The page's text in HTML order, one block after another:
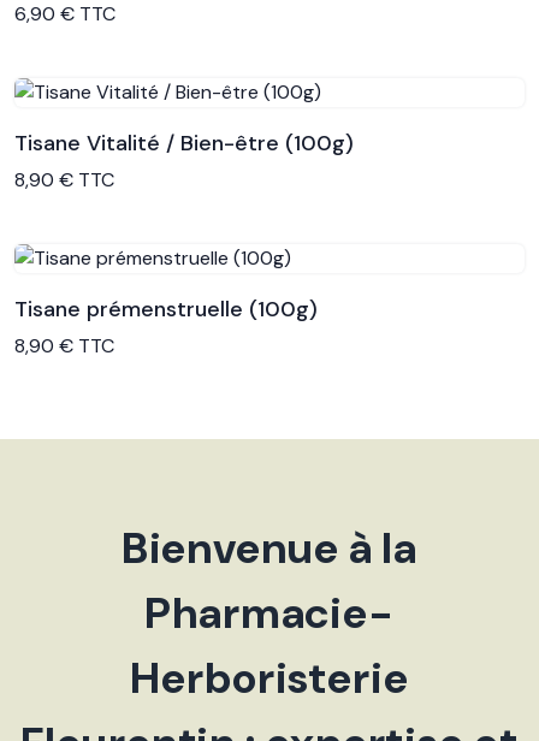
6,90 € TTC
Voir le produit
Tisane Vitalité / Bien-être (100g)
8,90 € TTC
Voir le produit
Tisane prémenstruelle (100g)
8,90 € TTC
Bienvenue à la
Pharmacie-
Herboristerie